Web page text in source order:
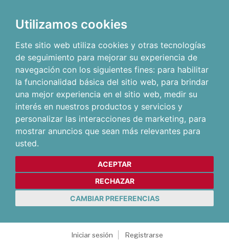
Utilizamos cookies
Este sitio web utiliza cookies y otras tecnologías
de seguimiento para mejorar su experiencia de
navegación con los siguientes fines: para habilitar
la funcionalidad básica del sitio web, para brindar
una mejor experiencia en el sitio web, medir su
interés en nuestros productos y servicios y
personalizar las interacciones de marketing, para
mostrar anuncios que sean más relevantes para
usted.
ACEPTAR
RECHAZAR
CAMBIAR PREFERENCIAS
Iniciar sesión
Registrarse